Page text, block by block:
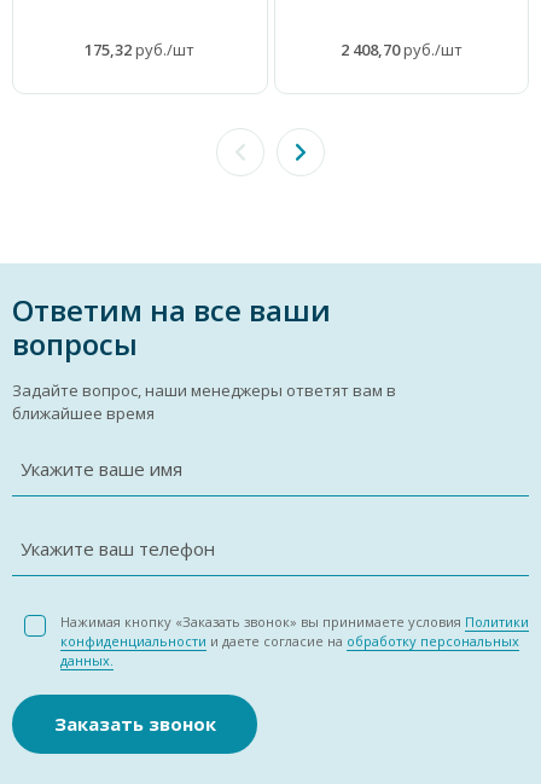
175,32руб./шт 2 408,70руб./шт
Ответим на все ваши
вопросы
Задайте вопрос, наши менеджеры ответят вам в
ближайшее время
Укажите ваше имя
Укажите ваш телефон
Нажимая кнопку «Заказать звонок» вы принимаете условия Политики
конфиденциальности и даете согласие на обработку персональных
данных.
Заказать звонок